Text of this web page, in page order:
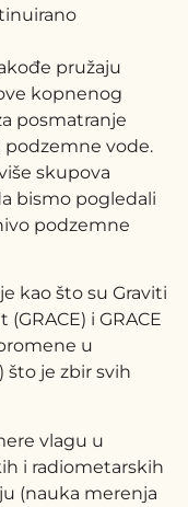
pružaju
kopnenog
posmatranje
vode.
skupova
bismo pogledali
podzemne
kao što su Graviti
i GRACE
u
što je zbir svih
vlagu u
i radiometarskih
(nauka merenja